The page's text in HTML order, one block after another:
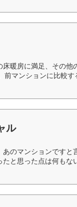
暖房に満足、その他
前マンションに比較
ル
のマンションですと
と思った点は何も